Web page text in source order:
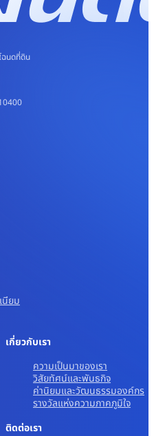
ฉนดที่ดิน
นียม
เกี่ยวกับเรา
ความเป็นมาของเรา
วิสัยทัศน์และพันธกิจ
ค่านิยมและวัฒนธรรมองค์กร
รางวัลแห่งความภาคภูมิใจ
ติดต่อเรา